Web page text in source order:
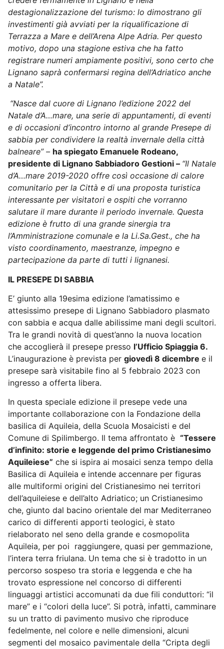
destagionalizzazione del turismo: lo dimostrano gli
investimenti già avviati per la riqualificazione di
Terrazza a Mare e dell’Arena Alpe Adria. Per questo
motivo, dopo una stagione estiva che ha fatto
registrare numeri ampiamente positivi, sono certo che
Lignano saprà confermarsi regina dell’Adriatico anche
a Natale”.
“Nasce dal cuore di Lignano l’edizione 2022 del
Natale d’A…mare, una serie di appuntamenti, di eventi
e di occasioni d’incontro intorno al grande Presepe di
sabbia per condividere la realtà invernale della città
balneare” – ha spiegato Emanuele Rodeano,
presidente di Lignano Sabbiadoro Gestioni – “Il Natale
d’A…mare 2019-2020 offre così occasione di calore
comunitario per la Città e di una proposta turistica
interessante per visitatori e ospiti che vorranno
salutare il mare durante il periodo invernale. Questa
edizione è frutto di una grande sinergia tra
l’Amministrazione comunale e la Li.Sa.Gest., che ha
visto coordinamento, maestranze, impegno e
partecipazione da parte di tutti i lignanesi.
IL PRESEPE DI SABBIA
E’ giunto alla 19esima edizione l’amatissimo e
attesissimo presepe di Lignano Sabbiadoro plasmato
con sabbia e acqua dalle abilissime mani degli scultori.
Tra le grandi novità di quest’anno la nuova location
che accoglierà il presepe presso l’Ufficio Spiaggia 6.
L’inaugurazione è prevista per giovedì 8 dicembre e il
presepe sarà visitabile fino al 5 febbraio 2023 con
ingresso a offerta libera.
In questa speciale edizione il presepe vede una
importante collaborazione con la Fondazione della
basilica di Aquileia, della Scuola Mosaicisti e del
Comune di Spilimbergo. Il tema affrontato è “Tessere
d’infinito: storie e leggende del primo Cristianesimo
Aquileiese” che si ispira ai mosaici senza tempo della
Basilica di Aquileia e intende accennare per figuras
alle multiformi origini del Cristianesimo nei territori
dell’aquileiese e dell’alto Adriatico; un Cristianesimo
che, giunto dal bacino orientale del mar Mediterraneo
carico di differenti apporti teologici, è stato
rielaborato nel seno della grande e cosmopolita
Aquileia, per poi raggiungere, quasi per gemmazione,
l’intera terra friulana. Un tema che si è tradotto in un
percorso sospeso tra storia e leggenda e che ha
trovato espressione nel concorso di differenti
linguaggi artistici accomunati da due fili conduttori: “il
mare” e i “colori della luce”. Si potrà, infatti, camminare
su un tratto di pavimento musivo che riproduce
fedelmente, nel colore e nelle dimensioni, alcuni
segmenti del mosaico pavimentale della “Cripta degli